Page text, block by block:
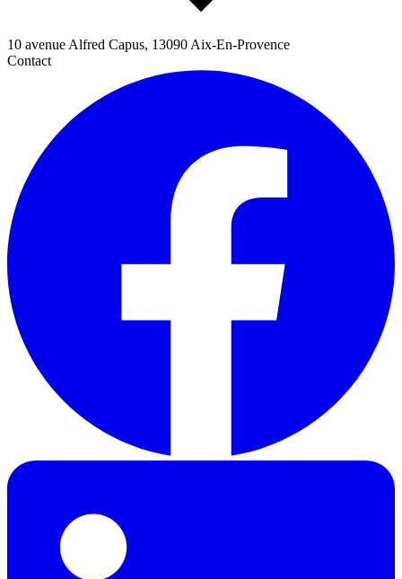
10 avenue Alfred Capus, 13090 Aix-En-Provence
Contact